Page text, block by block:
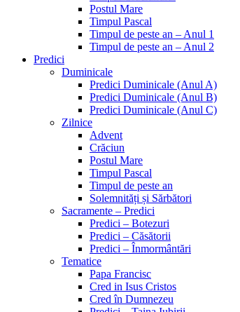
Postul Mare
Timpul Pascal
Timpul de peste an – Anul 1
Timpul de peste an – Anul 2
Predici
Duminicale
Predici Duminicale (Anul A)
Predici Duminicale (Anul B)
Predici Duminicale (Anul C)
Zilnice
Advent
Crăciun
Postul Mare
Timpul Pascal
Timpul de peste an
Solemnități și Sărbători
Sacramente – Predici
Predici – Botezuri
Predici – Căsătorii
Predici – Înmormântări
Tematice
Papa Francisc
Cred in Isus Cristos
Cred în Dumnezeu